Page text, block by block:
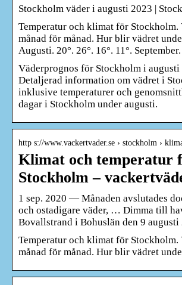
Stockholm väder i augusti 2023 |
Temperatur och klimat för Stockholm.
månad för månad. Hur blir vädret
Augusti. 20°. 26°. 16°. 11°. September.
Väderprognos för Stockholm i augusti
Detaljerad information om vädret i
inklusive temperaturer och
dagar i Stockholm under augusti.
http s://www.vackertvader.se › stockholm ›
Klimat och temperatur
Stockholm –
1 sep. 2020 — Månaden avslutades
och ostadigare väder, … Dimma till
Bovallstrand i Bohuslän den 9 augusti
Temperatur och klimat för Stockholm.
månad för månad. Hur blir vädret